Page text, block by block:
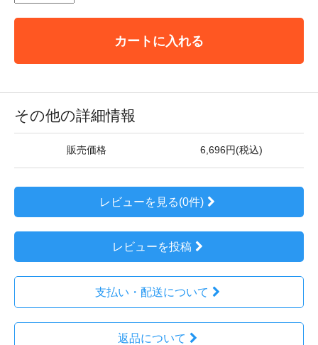
カートに入れる
その他の詳細情報
販売価格 6,696円(税込)
レビューを見る(0件)
レビューを投稿
支払い・配送について
返品について